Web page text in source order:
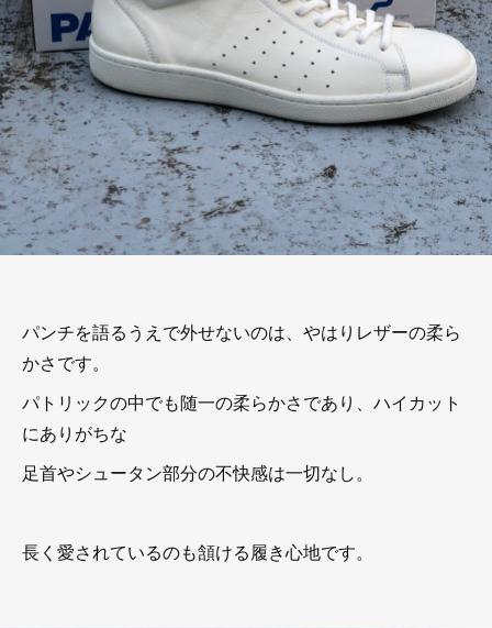
パンチを語るうえで外せないのは、やはりレザーの柔ら
かさです。
パトリックの中でも随一の柔らかさであり、ハイカット
にありがちな
足首やシュータン部分の不快感は一切なし。
長く愛されているのも頷ける履き心地です。